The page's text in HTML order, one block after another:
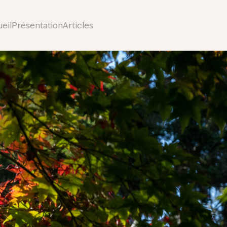
PrésentationArticles